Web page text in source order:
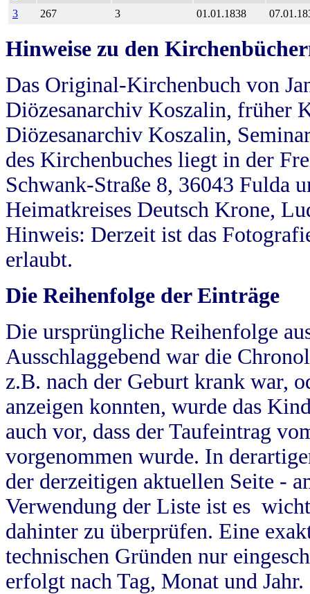
3
267 3 01.01.1838
Hinweise zu den
Das Original-Kirchenbuch von
Diözesanarchiv Koszalin, früher
Diözesanarchiv Koszalin,
des Kirchenbuches liegt in der
Schwank-Straße 8, 36043 Fulda
Heimatkreises Deutsch Krone,
Hinweis: Derzeit ist das
erlaubt.
Die Reihenfolge der Einträge
Die ursprüngliche Reihenfolge
Ausschlaggebend war die
z.B. nach der Geburt krank war,
anzeigen konnten, wurde das
auch vor, dass der Taufeintrag
vorgenommen wurde. In
der derzeitigen aktuellen Seite -
Verwendung der Liste ist es
dahinter zu überprüfen. Eine
technischen Gründen nur
erfolgt nach Tag, Monat und Jahr.